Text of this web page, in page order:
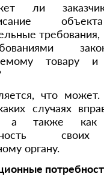
ли
требования,
товару и
что
случаях
а также как
органу.